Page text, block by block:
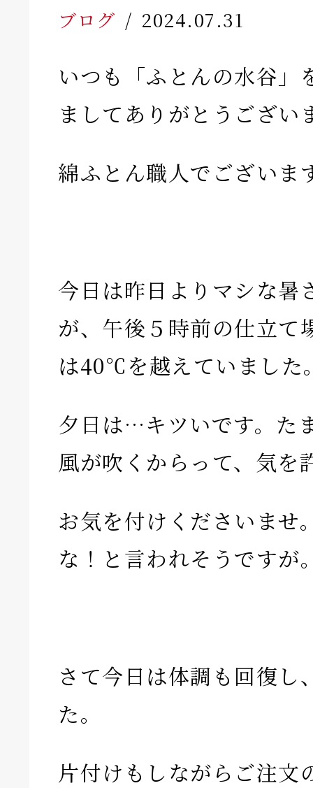
ブログ 2024.07.31
いつも「ふとんの水谷」
ましてありがとうござい
綿ふとん職人でございま
今日は昨日よりマシな暑
が、午後５時前の仕立て
は40℃を越えていました
夕日は…キツいです。た
風が吹くからって、気を
お気を付けくださいませ
な！と言われそうですが
さて今日は体調も回復し
た。
片付けもしながらご注文